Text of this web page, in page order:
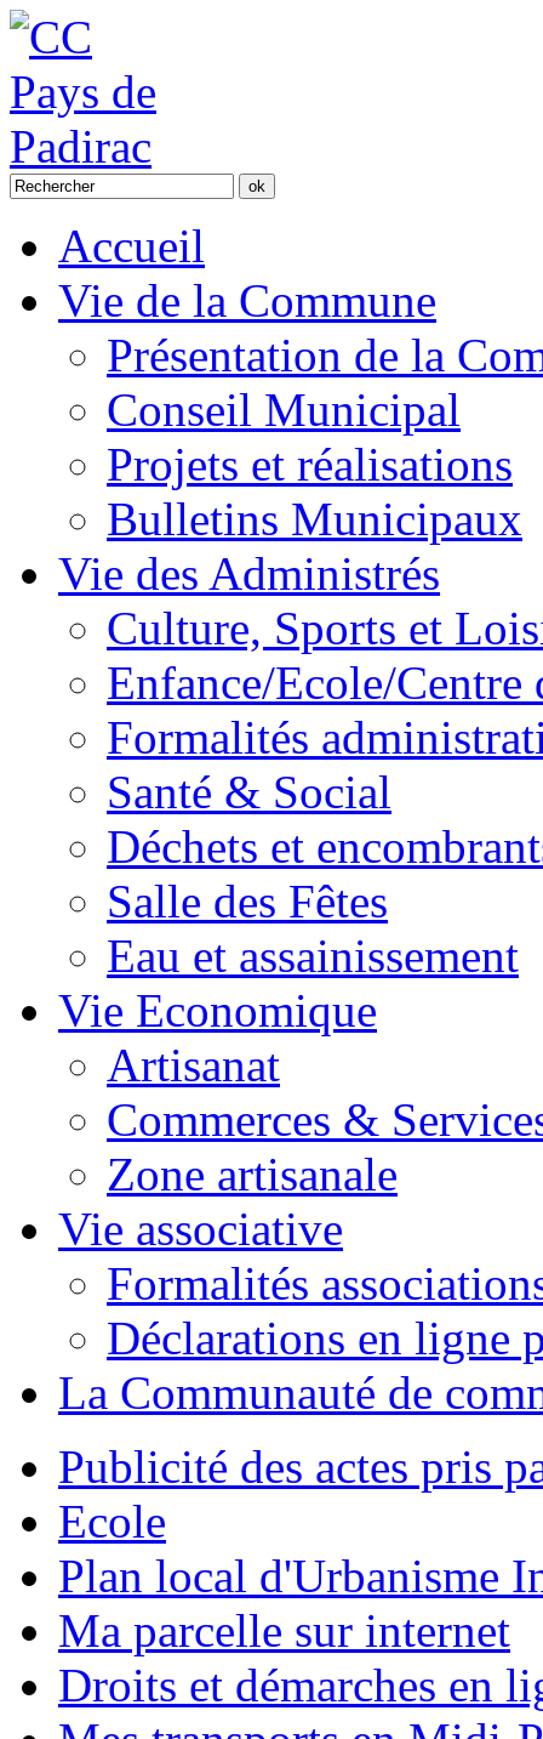
Accueil
Vie de la Commune
Présentation de la
Conseil Municipal
Projets et réalisations
Bulletins Municipaux
Vie des Administrés
Culture, Sports et
Enfance/Ecole/Centre
Formalités
Santé & Social
Déchets et
Salle des Fêtes
Eau et assainissement
Vie Economique
Artisanat
Commerces &
Zone artisanale
Vie associative
Formalités
Déclarations en ligne
La Communauté de
Publicité des actes pris
Ecole
Plan local d'Urbanisme
Ma parcelle sur internet
Droits et démarches en